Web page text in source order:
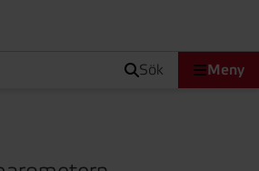
sök Meny